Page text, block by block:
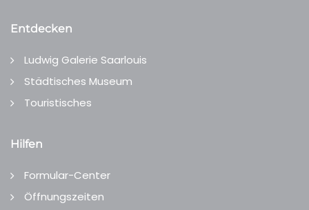
Entdecken
Ludwig Galerie Saarlouis
Städtisches Museum
Touristisches
Hilfen
Formular-Center
Öffnungszeiten